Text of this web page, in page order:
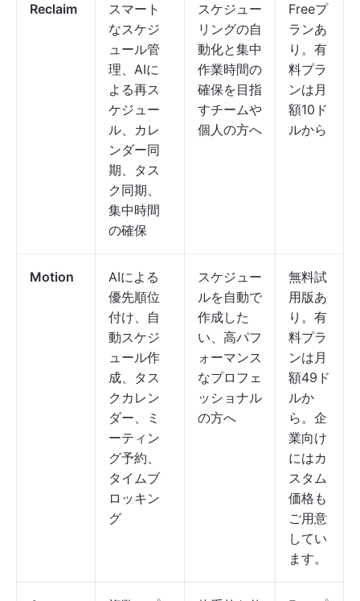
Reclaim
スマート
なスケジ
ュール管
理、AIに
よる再ス
ケジュー
ル、カレ
ンダー同
期、タス
ク同期、
集中時間
の確保
スケジュー
リングの自
動化と集中
作業時間の
確保を目指
すチームや
個人の方へ
Freeプ
ランあ
り。有
料プラ
ンは月
額10ド
ルから
Motion
AIによる
優先順位
付け、自
動スケジ
ュール作
成、タス
クカレン
ダー、ミ
ーティン
グ予約、
タイムブ
ロッキン
グ
スケジュー
ルを自動で
作成した
い、高パフ
ォーマンス
なプロフェ
ッショナル
の方へ
無料試
用版あ
り。有
料プラ
ンは月
額49ド
ルか
ら。企
業向け
にはカ
スタム
価格も
ご用意
してい
ます。